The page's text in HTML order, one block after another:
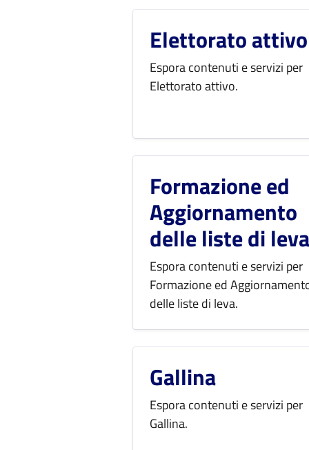
Elettorato attivo
Espora contenuti e servizi per
Elettorato attivo.
Formazione ed
Aggiornamento
delle liste di leva
Espora contenuti e servizi per
Formazione ed
delle liste di leva.
Gallina
Espora contenuti e servizi per
Gallina.